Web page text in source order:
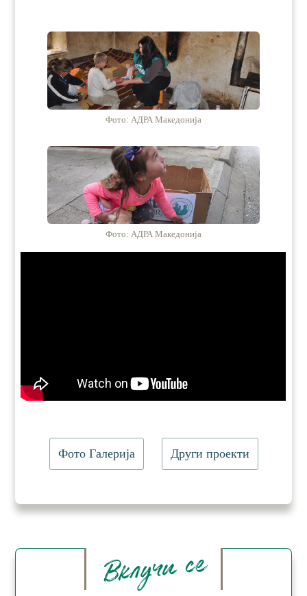
Фото: АДРА Македонија
Фото: АДРА Македонија
Фото Галерија Други проекти
Вклучи се